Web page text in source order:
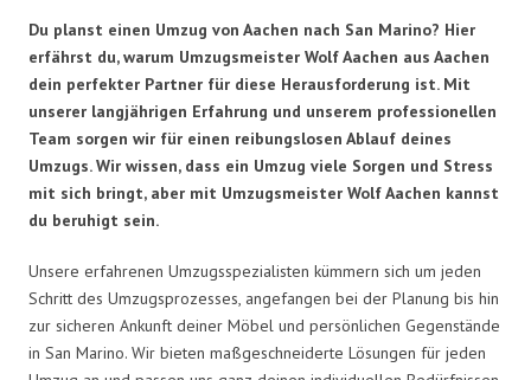
Du planst einen Umzug von Aachen nach San Marino? Hier
erfährst du, warum Umzugsmeister Wolf Aachen aus Aachen
dein perfekter Partner für diese Herausforderung ist. Mit
unserer langjährigen Erfahrung und unserem professionellen
Team sorgen wir für einen reibungslosen Ablauf deines
Umzugs. Wir wissen, dass ein Umzug viele Sorgen und Stress
mit sich bringt, aber mit Umzugsmeister Wolf Aachen kannst
du beruhigt sein.
Unsere erfahrenen Umzugsspezialisten kümmern sich um jeden
Schritt des Umzugsprozesses, angefangen bei der Planung bis hin
zur sicheren Ankunft deiner Möbel und persönlichen Gegenstände
in San Marino. Wir bieten maßgeschneiderte Lösungen für jeden